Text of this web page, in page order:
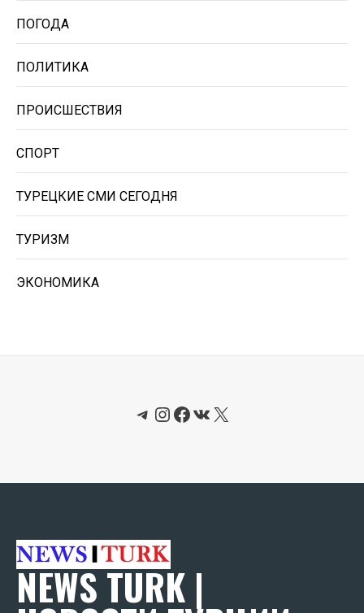
ПОГОДА
ПОЛИТИКА
ПРОИСШЕСТВИЯ
СПОРТ
ТУРЕЦКИЕ СМИ СЕГОДНЯ
ТУРИЗМ
ЭКОНОМИКА
Telegram
Instagram
Facebook
ВКонтакте
X
NEWS TURK |